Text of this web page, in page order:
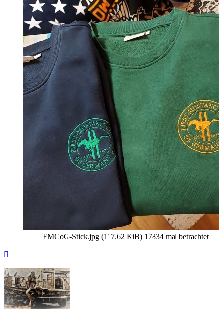
FMCoG-Stick.jpg (117.62 KiB) 17834 mal betrachtet